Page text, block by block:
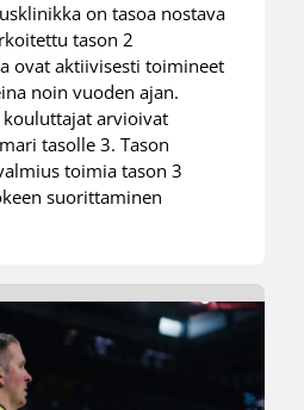
on tasoa nostava
tason 2
ovat aktiivisesti toimineet
noin vuoden ajan.
kouluttajat arvioivat
tasolle 3. Tason
toimia tason 3
suorittaminen